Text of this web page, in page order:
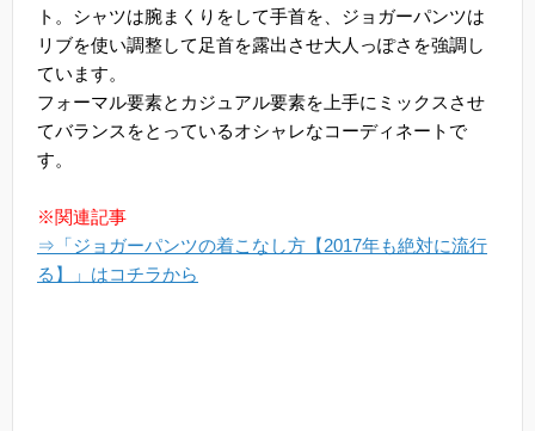
ト。シャツは腕まくりをして手首を、ジョガーパンツは
リブを使い調整して足首を露出させ大人っぽさを強調し
ています。
フォーマル要素とカジュアル要素を上手にミックスさせ
てバランスをとっているオシャレなコーディネートで
す。
※関連記事
⇒「ジョガーパンツの着こなし方【2017年も絶対に流行
る】」はコチラから